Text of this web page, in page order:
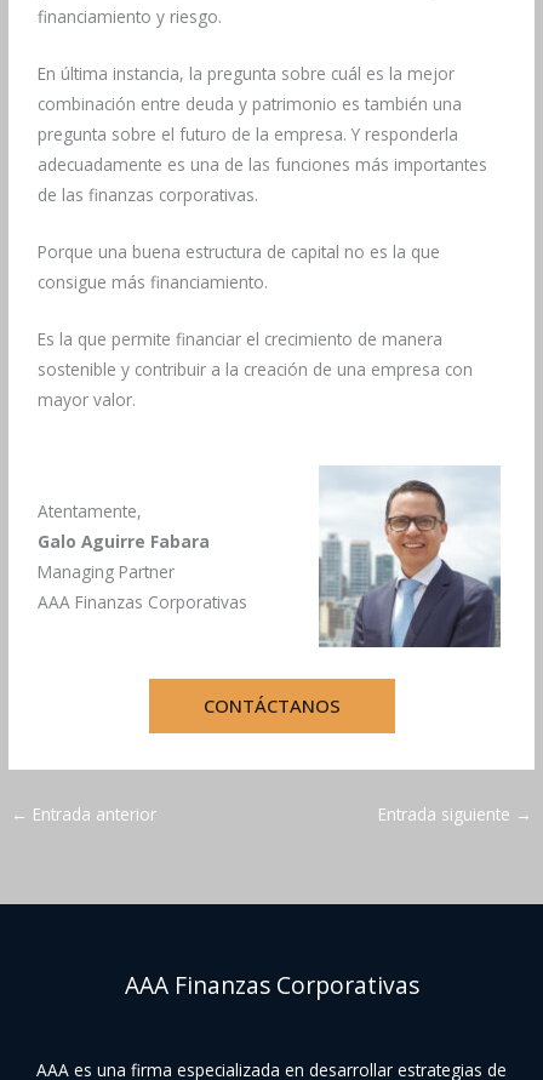
financiamiento y riesgo.
En última instancia, la pregunta sobre cuál es la mejor
combinación entre deuda y patrimonio es también una
pregunta sobre el futuro de la empresa. Y responderla
adecuadamente es una de las funciones más importantes
de las finanzas corporativas.
Porque una buena estructura de capital no es la que
consigue más financiamiento.
Es la que permite financiar el crecimiento de manera
sostenible y contribuir a la creación de una empresa con
mayor valor.
Atentamente,
Galo Aguirre Fabara
Managing Partner
AAA Finanzas Corporativas
CONTÁCTANOS
← Entrada anterior Entrada siguiente →
AAA Finanzas Corporativas
AAA es una firma especializada en desarrollar estrategias de